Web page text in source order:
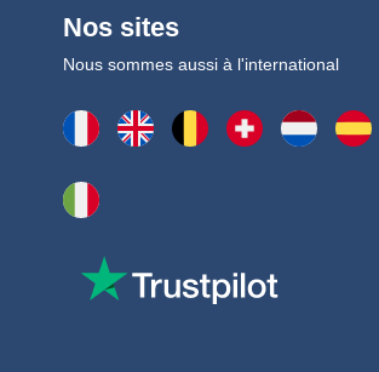
Nos sites
Nous sommes aussi à l'international